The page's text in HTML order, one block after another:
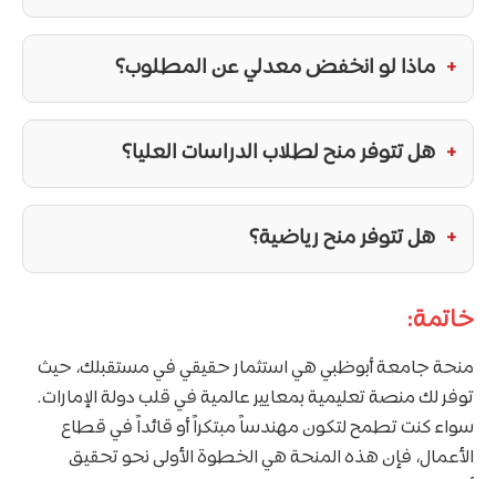
ماذا لو انخفض معدلي عن المطلوب؟
هل تتوفر منح لطلاب الدراسات العليا؟
هل تتوفر منح رياضية؟
خاتمة:
منحة جامعة أبوظبي هي استثمار حقيقي في مستقبلك، حيث
توفر لك منصة تعليمية بمعايير عالمية في قلب دولة الإمارات.
سواء كنت تطمح لتكون مهندساً مبتكراً أو قائداً في قطاع
الأعمال، فإن هذه المنحة هي الخطوة الأولى نحو تحقيق